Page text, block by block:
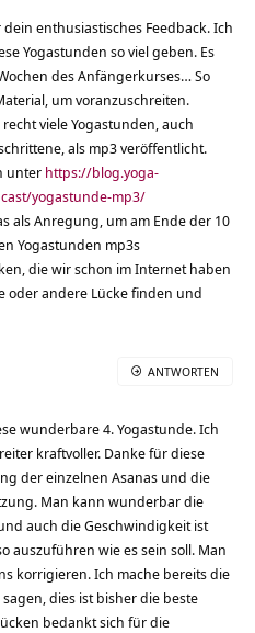
enthusiastisches Feedback. Ich
Yogastunden so viel geben. Es
des Anfängerkurses… So
um voranzuschreiten.
viele Yogastunden, auch
als mp3 veröffentlicht.
unter https://blog.yoga-
yogastunde-mp3/
als Anregung, um am Ende der 10
Yogastunden mp3s
die wir schon im Internet haben
oder andere Lücke finden und
wunderbare 4. Yogastunde. Ich
kraftvoller. Danke für diese
der einzelnen Asanas und die
Man kann wunderbar die
auch die Geschwindigkeit ist
auszuführen wie es sein soll. Man
korrigieren. Ich mache bereits die
dies ist bisher die beste
bedankt sich für die
ANTWORTEN